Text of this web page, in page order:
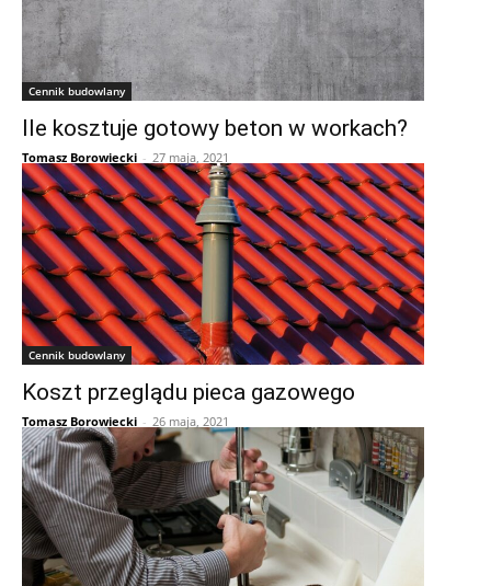
Cennik budowlany
Ile kosztuje gotowy beton w workach?
Tomasz Borowiecki - 27 maja, 2021
Cennik budowlany
Koszt przeglądu pieca gazowego
Tomasz Borowiecki - 26 maja, 2021